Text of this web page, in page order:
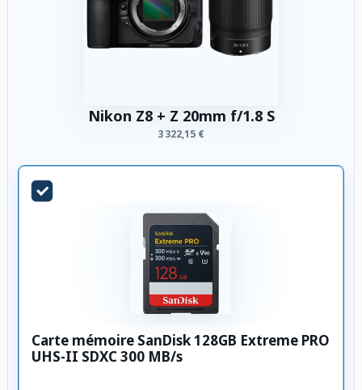
Nikon Z8 + Z 20mm f/1.8 S
3 322,15 €
Carte mémoire SanDisk 128GB Extreme PRO
UHS-II SDXC 300 MB/s